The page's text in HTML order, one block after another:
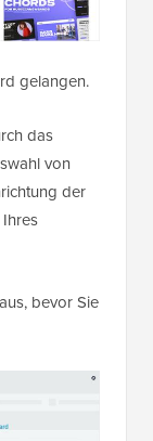
gelangen.
das
von
der
bevor Sie